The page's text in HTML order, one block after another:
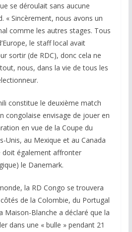
se déroulait sans aucune
« Sincèrement, nous avons un
comme les autres stages. Tous
le staff local avait
sortir (de RDC), donc cela ne
nous, dans la vie de tous les
constitue le deuxième match
congolaise envisage de jouer en
en vue de la Coupe du
Unis, au Mexique et au Canada
doit également affronter
le Danemark.
la RD Congo se trouvera
de la Colombie, du Portugal
Maison-Blanche a déclaré que la
dans une « bulle » pendant 21